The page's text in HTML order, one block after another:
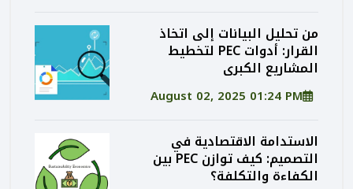
من تحليل البيانات إلى اتخاذ
القرار: أدوات PEC لتخطيط
المشاريع الكبرى
August 02, 2025 01:24 PM
الاستدامة الاقتصادية في
التصميم: كيف توازن PEC بين
الكفاءة والتكلفة؟